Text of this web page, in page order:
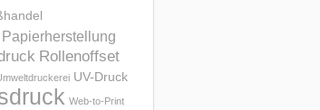
Papierherstellung
Rollenoffset
UV-Druck
Web-to-Print